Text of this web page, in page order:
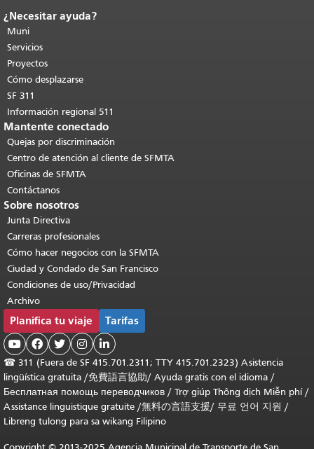
Fin del contenido de la página.
de esta página se repite en todas las
páginas.Volver al principio del
contenido principal
¿Necesitar ayuda?
Muni
Servicios
Proyectos
Cómo desplazarse
SF 311
Información regional 511
Mantente conectado
Quejas por discriminación
Centro de atención al cliente de SFMTA
Oficinas de SFMTA
Contáctanos
Sobre nosotros
Junta Directiva
Carreras profesionales
Cómo hacer negocios con la SFMTA
Ciudad y Condado de San Francisco
Condiciones de uso/Privacidad
Archivo
Planifica tu viaje Tarifas
    
☎ 311 (Fuera de SF 415.701.2311; TTY 415.701.2323) Asistencia
lingüística gratuita /免費語言協助/ Ayuda gratis con el idioma /
Бесплатная помощь переводчиков / Trợ giúp Thông dịch Miễn phí/
Assistance linguistique gratuite /無料の言語支援/ 무료 언어 지원 /
Libreng tulong para sa wikang Filipino